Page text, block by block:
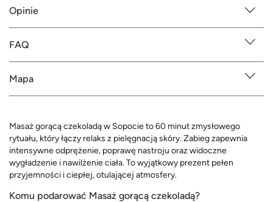
Opinie
FAQ
Mapa
Masaż gorącą czekoladą w Sopocie to 60 minut zmysłowego
rytuału, który łączy relaks z pielęgnacją skóry. Zabieg zapewnia
intensywne odprężenie, poprawę nastroju oraz widoczne
wygładzenie i nawilżenie ciała. To wyjątkowy prezent pełen
przyjemności i ciepłej, otulającej atmosfery.
Komu podarować Masaż gorącą czekoladą?